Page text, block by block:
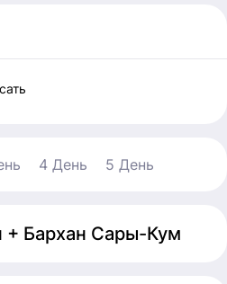
4 День 5 День
+ Бархан Сары-Кум